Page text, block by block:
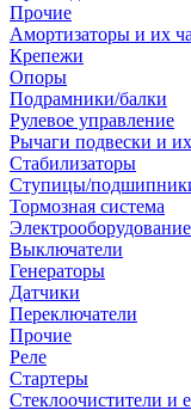
Прочие
Амортизаторы и их
Крепежи
Опоры
Подрамники/балки
Рулевое управление
Рычаги подвески и
Стабилизаторы
Ступицы/
Тормозная система
Электрооборудование
Выключатели
Генераторы
Датчики
Переключатели
Прочие
Реле
Стартеры
Стеклоочистители и